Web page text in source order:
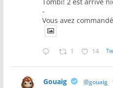
-
Vous avez
1 14
Gouaig @gouaig